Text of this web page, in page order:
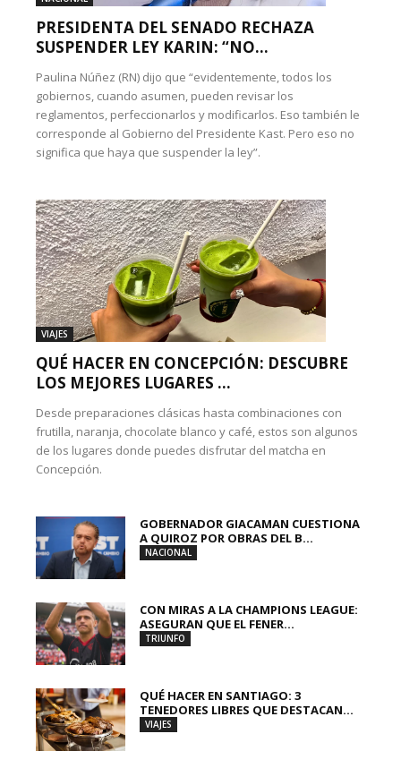
PRESIDENTA DEL SENADO RECHAZA
SUSPENDER LEY KARIN: “NO...
Paulina Núñez (RN) dijo que “evidentemente, todos los
gobiernos, cuando asumen, pueden revisar los
reglamentos, perfeccionarlos y modificarlos. Eso también le
corresponde al Gobierno del Presidente Kast. Pero eso no
significa que haya que suspender la ley”.
VIAJES
QUÉ HACER EN CONCEPCIÓN: DESCUBRE
LOS MEJORES LUGARES ...
Desde preparaciones clásicas hasta combinaciones con
frutilla, naranja, chocolate blanco y café, estos son algunos
de los lugares donde puedes disfrutar del matcha en
Concepción.
GOBERNADOR GIACAMAN CUESTIONA
A QUIROZ POR OBRAS DEL B...
NACIONAL
CON MIRAS A LA CHAMPIONS LEAGUE:
ASEGURAN QUE EL FENER...
TRIUNFO
QUÉ HACER EN SANTIAGO: 3
TENEDORES LIBRES QUE DESTACAN...
VIAJES